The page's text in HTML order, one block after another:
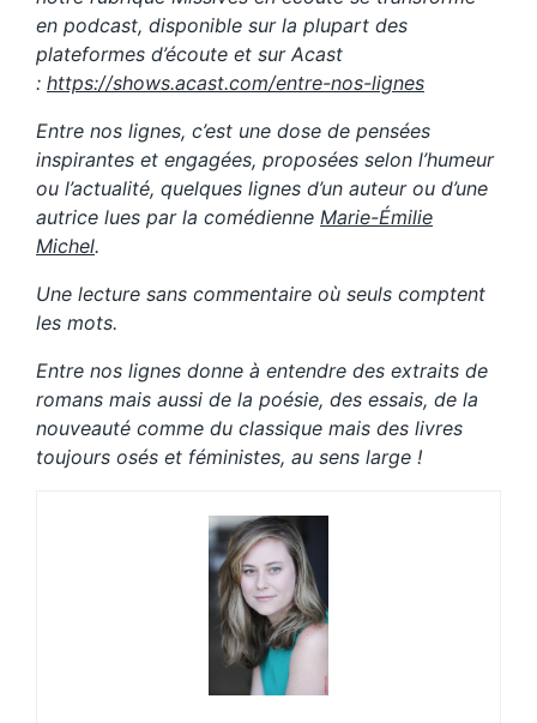
en podcast, disponible sur la plupart des
plateformes d’écoute et sur Acast
: https://shows.acast.com/entre-nos-lignes
Entre nos lignes, c’est une dose de pensées
inspirantes et engagées, proposées selon l’humeur
ou l’actualité, quelques lignes d’un auteur ou d’une
autrice lues par la comédienne Marie-Émilie
Michel.
Une lecture sans commentaire où seuls comptent
les mots.
Entre nos lignes donne à entendre des extraits de
romans mais aussi de la poésie, des essais, de la
nouveauté comme du classique mais des livres
toujours osés et féministes, au sens large !